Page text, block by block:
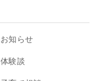
お知らせ
体験談